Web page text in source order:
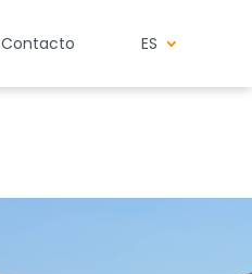
Contacto ES